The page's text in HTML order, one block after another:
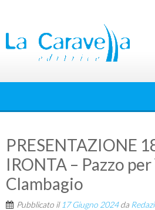
content
PRESENTAZIONE
IRONTA – Pazzo
Clambagio
Pubblicato il 17 Giugno 2024da